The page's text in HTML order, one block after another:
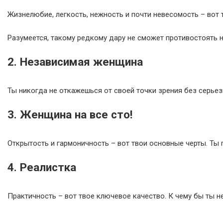
Жизнелюбие, легкость, нежность и почти невесомость –
Разумеется, такому редкому дару не сможет
2. Независимая женщина
Ты никогда не откажешься от своей точки зрения без
3. Женщина на все сто!
Открытость и гармоничность – вот твои основные черты.
4. Реалистка
Практичность – вот твое ключевое качество. К чему бы ты